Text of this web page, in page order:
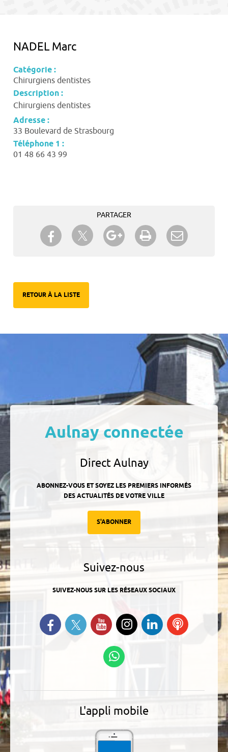
NADEL Marc
Catégorie :
Chirurgiens dentistes
Description :
Chirurgiens dentistes
Adresse :
33 Boulevard de Strasbourg
Téléphone 1 :
01 48 66 43 99
PARTAGER
Partager sur Facebook
Partager sur TwitterPartager sur Google+
Imprimer
RETOUR À LA LISTE
Aulnay connectée
Direct Aulnay
ABONNEZ-VOUS ET SOYEZ LES PREMIERS INFORMÉS
DES ACTUALITÉS DE VOTRE VILLE
S'ABONNER
Suivez-nous
SUIVEZ-NOUS SUR LES RÉSEAUX SOCIAUX
Retrouvez-nous sur Facebook
Suivez-nous sur Twitter
Suivez-nous sur YouTube
Suivez-nous sur
Instagram
Retrouvez-
nous sur
Ecoutez
L'appli mobile